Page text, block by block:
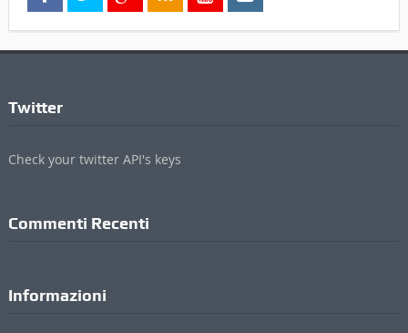
Twitter
Check your twitter API's keys
Commenti Recenti
Informazioni